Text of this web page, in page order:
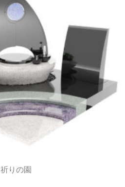
祈りの園